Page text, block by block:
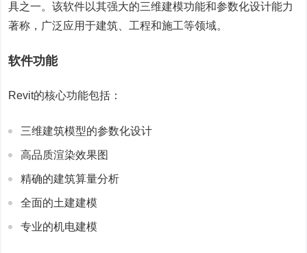
具之一。该软件以其强大的三维建模功能和参数化设计能力
著称，广泛应用于建筑、工程和施工等领域。
软件功能
Revit的核心功能包括：
三维建筑模型的参数化设计
高品质渲染效果图
精确的建筑算量分析
全面的土建建模
专业的机电建模